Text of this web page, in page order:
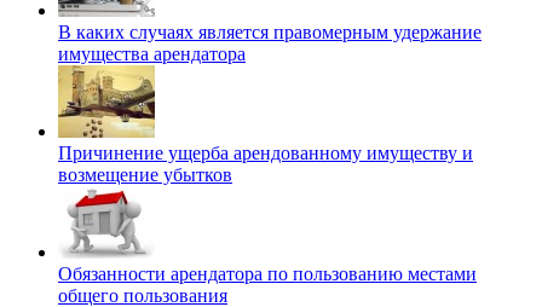
В каких случаях является правомерным удержание
имущества арендатора
Причинение ущерба арендованному имуществу и
возмещение убытков
Обязанности арендатора по пользованию местами
общего пользования